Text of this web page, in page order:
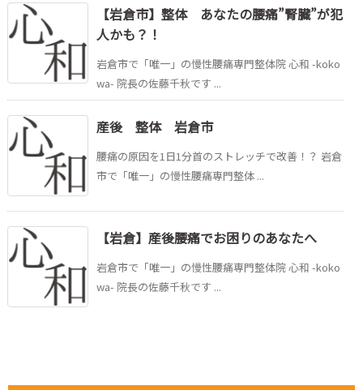
【岩倉市】整体 あなたの腰痛”腎臓”が犯
人かも？！
岩倉市で「唯一」の慢性腰痛専門整体院 心和 -koko
wa- 院長の佐藤千秋です ...
産後 整体 岩倉市
腰痛の原因を1日1分首のストレッチで改善！？ 岩倉
市で「唯一」の慢性腰痛専門整体 ...
【岩倉】産後腰痛でお困りのあなたへ
岩倉市で「唯一」の慢性腰痛専門整体院 心和 -koko
wa- 院長の佐藤千秋です ...